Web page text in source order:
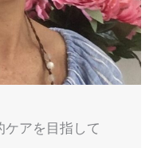
ケアを目指して